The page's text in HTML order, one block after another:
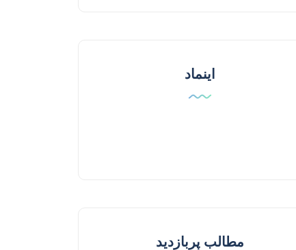
اینماد
مطالب پربازدید